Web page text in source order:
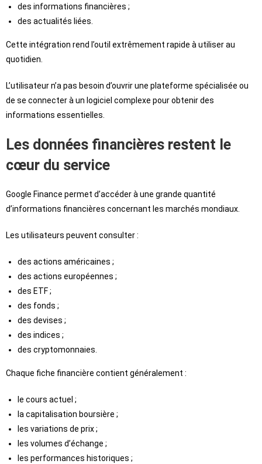
des informations financières ;
des actualités liées.
Cette intégration rend l’outil extrêmement rapide à utiliser au
quotidien.
L’utilisateur n’a pas besoin d’ouvrir une plateforme spécialisée ou
de se connecter à un logiciel complexe pour obtenir des
informations essentielles.
Les données financières restent le
cœur du service
Google Finance permet d’accéder à une grande quantité
d’informations financières concernant les marchés mondiaux.
Les utilisateurs peuvent consulter :
des actions américaines ;
des actions européennes ;
des ETF ;
des fonds ;
des devises ;
des indices ;
des cryptomonnaies.
Chaque fiche financière contient généralement :
le cours actuel ;
la capitalisation boursière ;
les variations de prix ;
les volumes d’échange ;
les performances historiques ;